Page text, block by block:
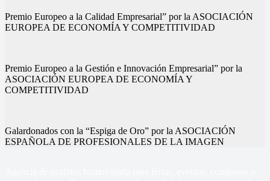
Premio Europeo a la Calidad Empresarial” por la ASOCIACIÓN
EUROPEA DE ECONOMÍA Y COMPETITIVIDAD
Premio Europeo a la Gestión e Innovación Empresarial” por la
ASOCIACIÓN EUROPEA DE ECONOMÍA Y
COMPETITIVIDAD
Galardonados con la “Espiga de Oro” por la ASOCIACIÓN
ESPAÑOLA DE PROFESIONALES DE LA IMAGEN